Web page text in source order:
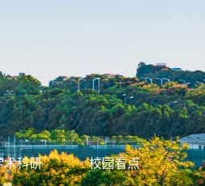
术科研 校园看点